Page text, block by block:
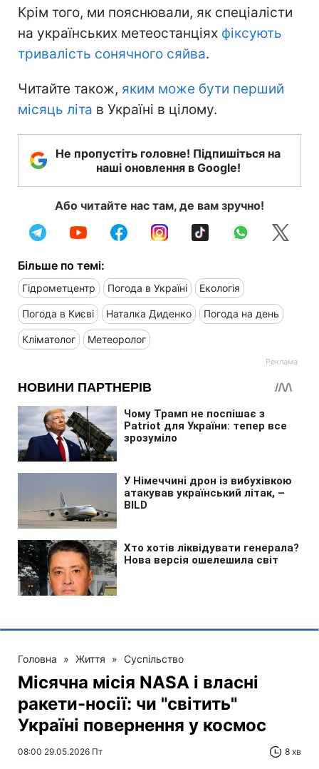
Крім того, ми пояснювали, як спеціалісти
на українських метеостанціях фіксують
тривалість сонячного сяйва.
Читайте також, яким може бути перший
місяць літа в Україні в цілому.
Не пропустіть головне! Підпишіться на
наші оновлення в Google!
Або читайте нас там, де вам зручно!
Більше по темі:
Гідрометцентр Погода в Україні Екологія
Погода в Києві Наталка Диденко Погода на день
Кліматолог Метеоролог
Головна » Життя » Суспільство
Місячна місія NASA і власні
ракети-носії: чи "світить"
Україні повернення у космос
08:00 29.05.2026 Пт 8 хв